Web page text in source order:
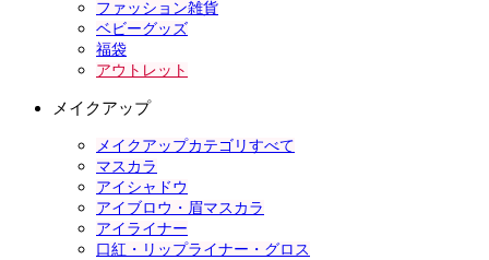
ファッション雑貨
ベビーグッズ
福袋
アウトレット
メイクアップ
メイクアップカテゴリすべて
マスカラ
アイシャドウ
アイブロウ・眉マスカラ
アイライナー
口紅・リップライナー・グロス